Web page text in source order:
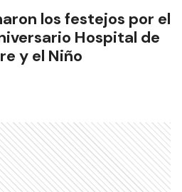
los festejos por el
Hospital de
y el Niño